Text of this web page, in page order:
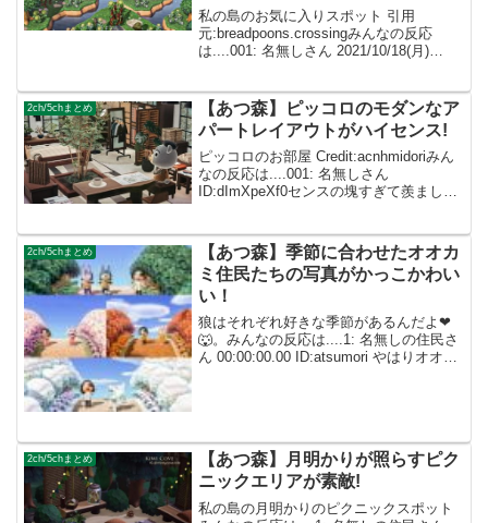
私の島のお気に入りスポット 引用
元:breadpoons.crossingみんなの反応
は....001: 名無しさん 2021/10/18(月)
2ch/5chまとめ
【あつ森】ピッコロのモダンなア
パートレイアウトがハイセンス!
ピッコロのお部屋 Credit:acnhmidoriみん
なの反応は....001: 名無しさん
ID:dImXpeXf0センスの塊すぎて羨ましい
にやばい🤦‍...
2ch/5chまとめ
【あつ森】季節に合わせたオオカ
ミ住民たちの写真がかっこかわい
い！
狼はそれぞれ好きな季節があるんだよ❤
🐺。みんなの反応は....1: 名無しの住民さ
ん 00:00:00.00 ID:atsumori やはりオオカ
2ch/5chまとめ
【あつ森】月明かりが照らすピク
ニックエリアが素敵!
私の島の月明かりのピクニックスポット